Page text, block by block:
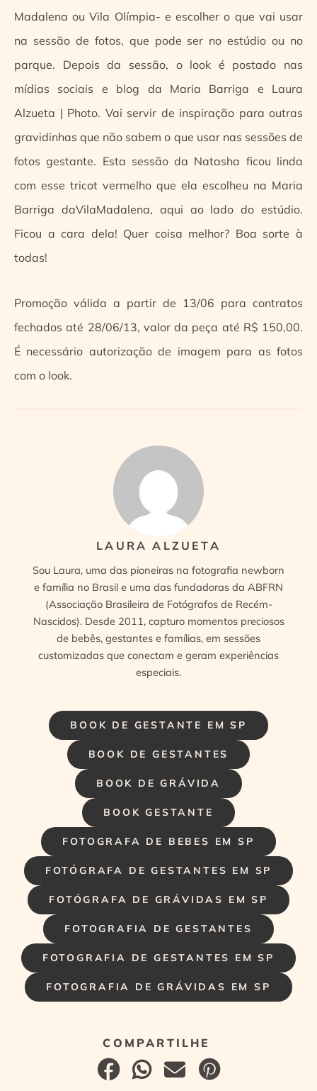
Madalena ou Vila Olímpia- e escolher o que vai usar
na sessão de fotos, que pode ser no estúdio ou no
parque. Depois da sessão, o look é postado nas
mídias sociais e blog da Maria Barriga e Laura
Alzueta | Photo. Vai servir de inspiração para outras
gravidinhas que não sabem o que usar nas sessões de
fotos gestante. Esta sessão da Natasha ficou linda
com esse tricot vermelho que ela escolheu na Maria
Barriga daVilaMadalena, aqui ao lado do estúdio.
Ficou a cara dela! Quer coisa melhor? Boa sorte à
todas!
Promoção válida a partir de 13/06 para contratos
fechados até 28/06/13, valor da peça até R$ 150,00.
É necessário autorização de imagem para as fotos
com o look.
BOOK DE GESTANTE EM SP
BOOK DE GESTANTES
BOOK DE GRÁVIDA
BOOK GESTANTE
FOTOGRAFA DE BEBES EM SP
FOTÓGRAFA DE GESTANTES EM SP
FOTÓGRAFA DE GRÁVIDAS EM SP
FOTOGRAFIA DE GESTANTES
FOTOGRAFIA DE GESTANTES EM SP
FOTOGRAFIA DE GRÁVIDAS EM SP
LAURA ALZUETA
Sou Laura, uma das pioneiras na fotografia newborn
e família no Brasil e uma das fundadoras da ABFRN
(Associação Brasileira de Fotógrafos de Recém-
Nascidos). Desde 2011, capturo momentos preciosos
de bebês, gestantes e famílias, em sessões
customizadas que conectam e geram experiências
especiais.